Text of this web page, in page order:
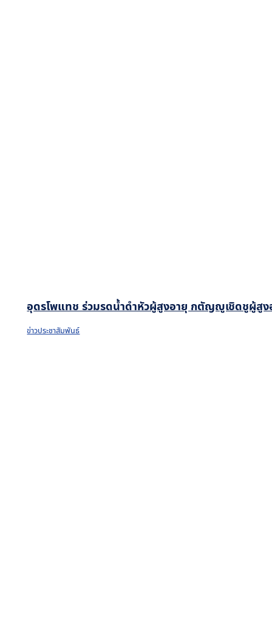
อุดรโพแทช ร่วมรดน้ำดำหัวผู้สูงอายุ กตัญญูเชิดชูผู้สูง
ข่าวประชาสัมพันธ์